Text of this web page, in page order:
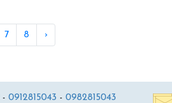
7 8 ›
- 0912815043 - 0982815043